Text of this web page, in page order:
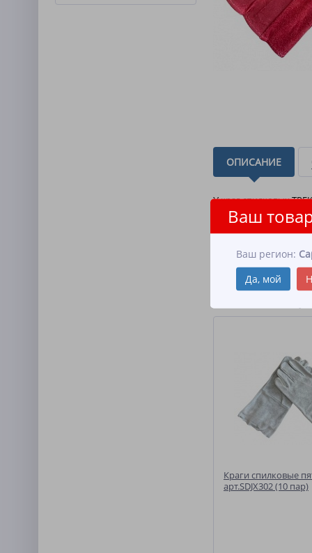
Ваш
Ваш регион:
Да, мой
ОПИСАНИЕ
У краг спилковых
температур -
использовать краги
Краги спилковые
сварщика в зимней
ниток.
Краги спилковые
арт.SDJX302 (10 пар)